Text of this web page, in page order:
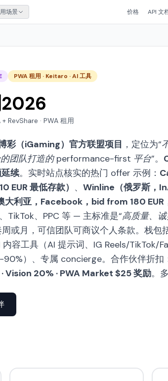
场景 价格 API 文
PWA 租用 · Keitaro · AI 工具
RevShare · PWA 租用
彩（iGaming）官方联盟项目 ，定位为“
团队打造的 performance-first 平台”。
续。实时站点核实的热门 offer 示例：
EUR 最低存款） 、 Winline（俄罗斯，
利亚，Facebook，bid from 180 EUR
TikTok、PPC 等 — 主标准是“高质量、
或月，可信团队可商议个人条款。栈包
内容工具（AI 提示词、IG Reels/TikTok/
）、专属 concierge。合作伙伴折扣
Vision 20% · PWA Market $25 奖励。